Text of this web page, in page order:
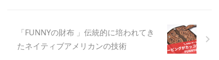
「FUNNYの財布 」伝統的に培われてき
たネイティブアメリカンの技術